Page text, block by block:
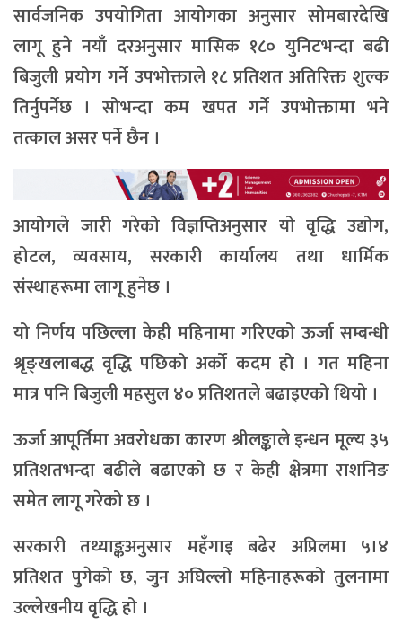
सार्वजनिक उपयोगिता आयोगका अनुसार सोमबारदेखि
लागू हुने नयाँ दरअनुसार मासिक १८० युनिटभन्दा बढी
बिजुली प्रयोग गर्ने उपभोक्ताले १८ प्रतिशत अतिरिक्त शुल्क
तिर्नुपर्नेछ । सोभन्दा कम खपत गर्ने उपभोक्तामा भने
तत्काल असर पर्ने छैन ।
आयोगले जारी गरेको विज्ञप्तिअनुसार यो वृद्धि उद्योग,
होटल, व्यवसाय, सरकारी कार्यालय तथा धार्मिक
संस्थाहरूमा लागू हुनेछ ।
यो निर्णय पछिल्ला केही महिनामा गरिएको ऊर्जा सम्बन्धी
श्रृङ्खलाबद्ध वृद्धि पछिको अर्को कदम हो । गत महिना
मात्र पनि बिजुली महसुल ४० प्रतिशतले बढाइएको थियो ।
ऊर्जा आपूर्तिमा अवरोधका कारण श्रीलङ्काले इन्धन मूल्य ३५
प्रतिशतभन्दा बढीले बढाएको छ र केही क्षेत्रमा राशनिङ
समेत लागू गरेको छ ।
सरकारी तथ्याङ्कअनुसार महँगाइ बढेर अप्रिलमा ५।४
प्रतिशत पुगेको छ, जुन अघिल्लो महिनाहरूको तुलनामा
उल्लेखनीय वृद्धि हो ।